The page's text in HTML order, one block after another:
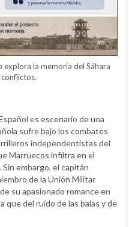
explora la memoria del Sáhara
es escenario de una
sufre bajo los combates
independentistas del
Marruecos infiltra en el
embargo, el capitán
de la Unión Militar
su apasionado romance en
que del ruido de las balas y de